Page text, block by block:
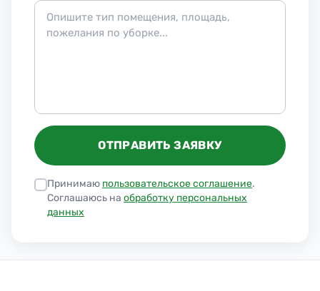
ОТПРАВИТЬ ЗАЯВКУ
Принимаю пользовательское соглашение.
Соглашаюсь на обработку персональных
данных